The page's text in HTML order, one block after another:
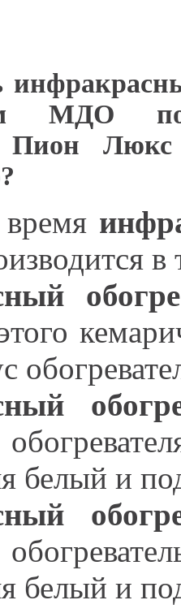
МДО
Пион
в
белый и
белый и